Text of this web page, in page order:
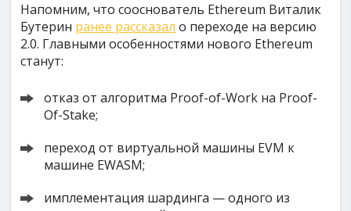
Напомним, что сооснователь Ethereum Виталик
Бутерин ранее рассказал о переходе на версию
2.0. Главными особенностями нового Ethereum
станут:
отказ от алгоритма Proof-of-Work на Proof-
Of-Stake;
переход от виртуальной машины EVM к
машине EWASM;
имплементация шардинга — одного из